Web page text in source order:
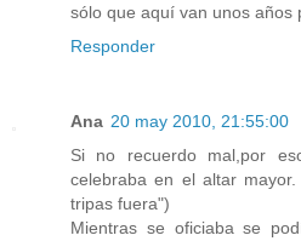
sólo que aquí van unos años
Responder
Ana 20 may 2010, 21:55:00
Si no recuerdo mal,por
celebraba en el altar
tripas fuera")
Mientras se oficiaba se